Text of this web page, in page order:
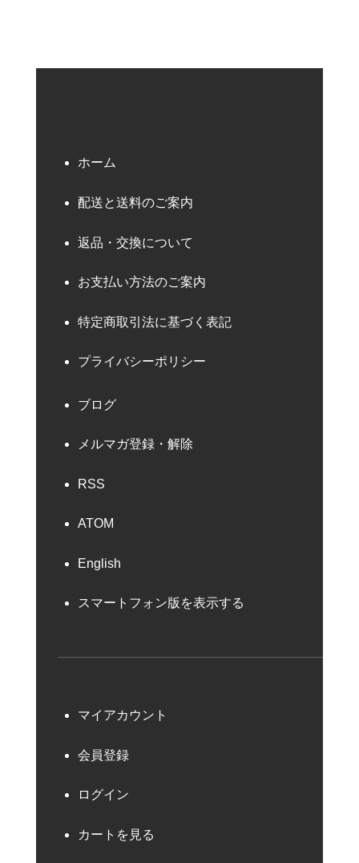
ホーム
配送と送料のご案内
返品・交換について
お支払い方法のご案内
特定商取引法に基づく表記
プライバシーポリシー
ブログ
メルマガ登録・解除
RSS
ATOM
English
スマートフォン版を表示する
マイアカウント
会員登録
ログイン
カートを見る